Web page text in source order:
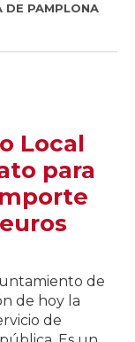
DE PAMPLONA
Local
para
de
de hoy la
de